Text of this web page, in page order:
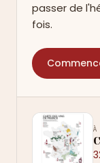
passer de
fois.